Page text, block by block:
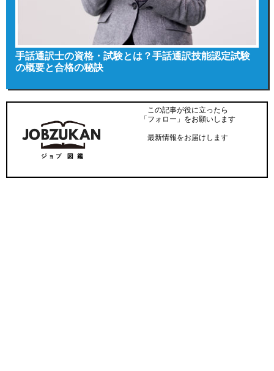
手話通訳士の資格・試験とは？手話通訳技能認定試験
の概要と合格の秘訣
この記事が役に立ったら
「フォロー」をお願いします
最新情報をお届けします